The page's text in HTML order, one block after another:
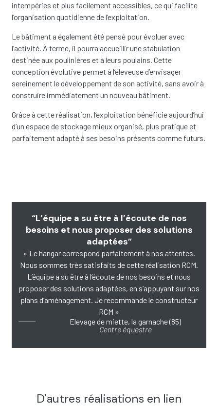
intempéries et plus facilement accessibles, ce qui facilite
l’organisation quotidienne de l’exploitation.
Le bâtiment a également été pensé pour évoluer avec
l’activité. À terme, il pourra accueillir une stabulation
destinée aux poulinières et à leurs poulains. Cette
conception évolutive permet à l’éleveuse d’envisager
sereinement le développement de son activité, sans avoir à
construire immédiatement un nouveau bâtiment.
Grâce à cette réalisation, l’exploitation bénéficie aujourd’hui
d’un espace de stockage mieux organisé, plus pratique et
parfaitement adapté à ses besoins présents comme futurs.
“L’équipe a su être à l’écoute de nos
besoins et nous proposer des solutions
adaptées”
« Le hangar correspond parfaitement à nos attentes.
Nous sommes très satisfaits de cette réalisation RCM.
L’équipe a su être à l’écoute de nos besoins et nous
proposer des solutions adaptées, en s’appuyant sur nos
plans d’aménagement. Je recommande le constructeur
RCM »
Elevage de miette, la garnache (85)
Centre équestre
D'autres réalisations en lien